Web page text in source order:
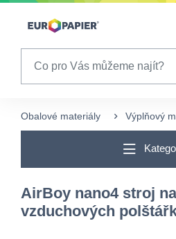
Table Of Content
Často nakupované s tímto produktem
Obalové materiály Výplňový
AirBoy nano4 stroj
vzduchových